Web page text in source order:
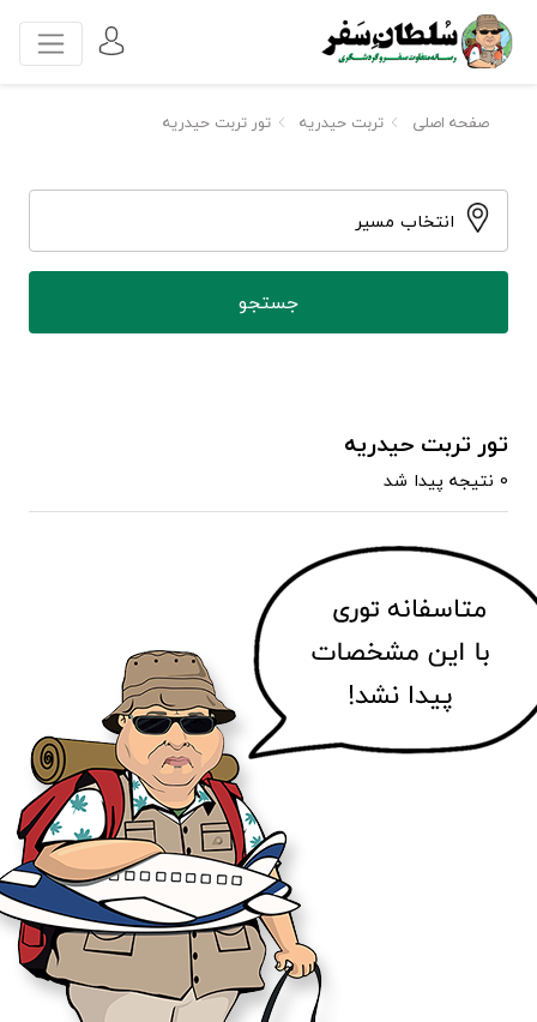
صفحه اصلی تربت حیدریه تور تربت حیدریه
انتخاب مسیر
تور تربت حیدریه